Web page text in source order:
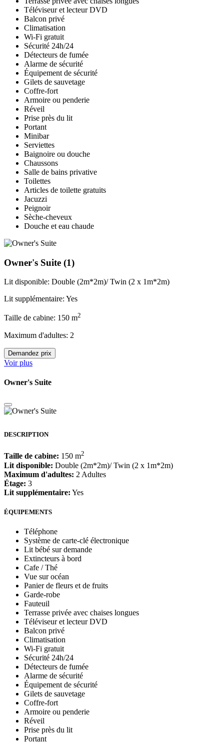
Téléviseur et lecteur DVD
Balcon privé
Climatisation
Wi-Fi gratuit
Sécurité 24h/24
Détecteurs de fumée
Alarme de sécurité
Équipement de sécurité
Gilets de sauvetage
Coffre-fort
Armoire ou penderie
Réveil
Prise près du lit
Portant
Minibar
Serviettes
Baignoire ou douche
Chaussons
Salle de bains privative
Toilettes
Articles de toilette gratuits
Jacuzzi
Peignoir
Sèche-cheveux
Douche et eau chaude
Owner's Suite (1)
Lit disponible: Double (2m*2m)/ Twin (2 x 1m*2m)
Lit supplémentaire: Yes
Taille de cabine: 150 m2
Maximum d'adultes: 2
Demandez prix
Voir plus
Owner's Suite
DESCRIPTION
Taille de cabine: 150 m2
Lit disponible: Double (2m*2m)/ Twin (2 x 1m*2m)
Maximum d'adultes: 2 Adultes
Étage: 3
Lit supplémentaire: Yes
ÉQUIPEMENTS
Téléphone
Système de carte-clé électronique
Lit bébé sur demande
Extincteurs à bord
Cafe / Thé
Vue sur océan
Panier de fleurs et de fruits
Garde-robe
Fauteuil
Terrasse privée avec chaises longues
Téléviseur et lecteur DVD
Balcon privé
Climatisation
Wi-Fi gratuit
Sécurité 24h/24
Détecteurs de fumée
Alarme de sécurité
Équipement de sécurité
Gilets de sauvetage
Coffre-fort
Armoire ou penderie
Réveil
Prise près du lit
Portant